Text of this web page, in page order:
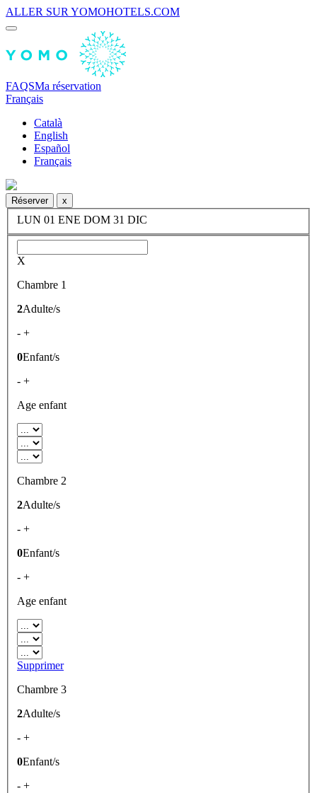
ALLER SUR YOMOHOTELS.COM
FAQSMa réservation
Français
Català
English
Español
Français
Réserver x
LUN 01 ENE DOM 31 DIC
X
Chambre 1
2Adulte/s
- +
0Enfant/s
- +
Age enfant
Chambre 2
2Adulte/s
- +
0Enfant/s
- +
Age enfant
Supprimer
Chambre 3
2Adulte/s
- +
0Enfant/s
- +